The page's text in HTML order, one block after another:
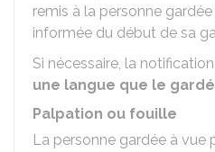
remis à la personne
informée du début de sa
Si nécessaire, la
une langue que le
Palpation ou fouille
La personne gardée à vue